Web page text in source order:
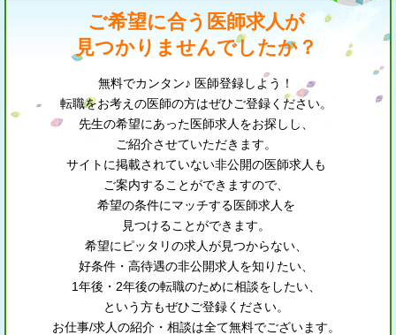
ご希望に合う医師求人が
見つかりませんでしたか？
無料でカンタン♪ 医師登録しよう！
転職をお考えの医師の方はぜひご登録ください。
先生の希望にあった医師求人をお探しし、
ご紹介させていただきます。
サイトに掲載されていない非公開の医師求人も
ご案内することができますので、
希望の条件にマッチする医師求人を
見つけることができます。
希望にピッタリの求人が見つからない、
好条件・高待遇の非公開求人を知りたい、
1年後・2年後の転職のために相談をしたい、
という方もぜひご登録ください。
お仕事/求人の紹介・相談は全て無料でございます。